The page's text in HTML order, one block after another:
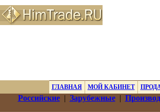
ГЛАВНАЯ МОЙ КАБИНЕТ
Российские| Зарубежные|